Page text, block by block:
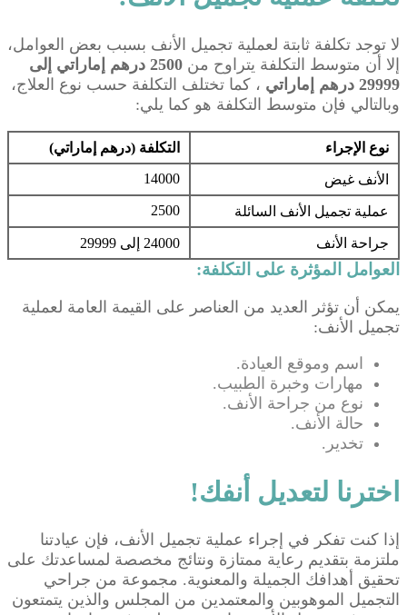
لا توجد تكلفة ثابتة لعملية تجميل الأنف بسبب بعض العوامل،
إلا أن متوسط ​​التكلفة يتراوح من
2500 درهم إماراتي إلى
29999 درهم إماراتي
، كما تختلف التكلفة حسب نوع العلاج،
وبالتالي فإن متوسط ​​التكلفة هو كما يلي:
نوع الإجراء التكلفة (درهم إماراتي)
الأنف غيض 14000
عملية تجميل الأنف السائلة 2500
جراحة الأنف 24000 إلى 29999
العوامل المؤثرة على التكلفة:
يمكن أن تؤثر العديد من العناصر على القيمة العامة لعملية
تجميل الأنف:
اسم وموقع العيادة.
مهارات وخبرة الطبيب.
نوع من جراحة الأنف.
حالة الأنف.
تخدير.
اخترنا لتعديل أنفك!
إذا كنت تفكر في إجراء عملية تجميل الأنف، فإن عيادتنا
ملتزمة بتقديم رعاية ممتازة ونتائج مخصصة لمساعدتك على
تحقيق أهدافك الجميلة والمعنوية. مجموعة من جراحي
التجميل الموهوبين والمعتمدين من المجلس والذين يتمتعون